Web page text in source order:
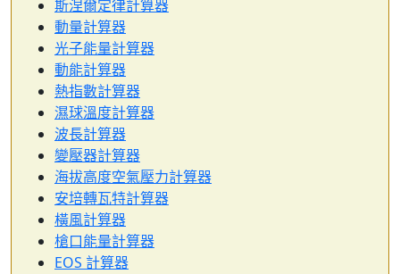
斯涅爾定律計算器
動量計算器
光子能量計算器
動能計算器
熱指數計算器
濕球溫度計算器
波長計算器
變壓器計算器
海拔高度空氣壓力計算器
安培轉瓦特計算器
橫風計算器
槍口能量計算器
EOS 計算器